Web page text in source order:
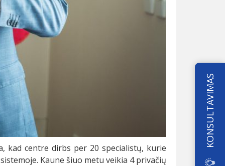
kad centre dirbs per 20 specialistų, kurie
Kaune šiuo metu veikia 4 privačių
KONSULTAVIMAS